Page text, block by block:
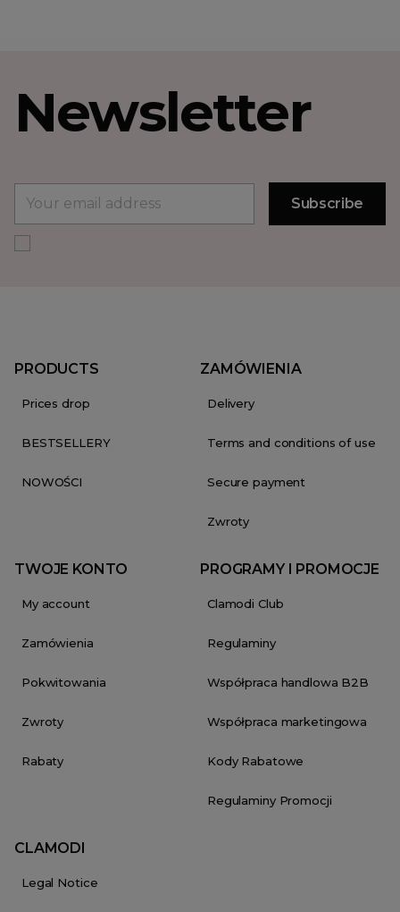
Newsletter
PRODUCTS
Prices drop
BESTSELLERY
NOWOŚCI
ZAMÓWIENIA
Delivery
Terms and conditions of use
Secure payment
Zwroty
TWOJE KONTO
My account
Zamówienia
Pokwitowania
Zwroty
Rabaty
PROGRAMY I PROMOCJE
Clamodi Club
Regulaminy
Współpraca handlowa B2B
Współpraca marketingowa
Kody Rabatowe
Regulaminy Promocji
CLAMODI
Legal Notice